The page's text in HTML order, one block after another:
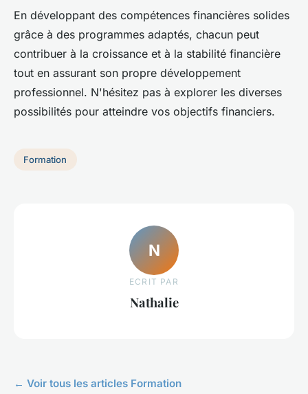
En développant des compétences financières solides
grâce à des programmes adaptés, chacun peut
contribuer à la croissance et à la stabilité financière
tout en assurant son propre développement
professionnel. N'hésitez pas à explorer les diverses
possibilités pour atteindre vos objectifs financiers.
Formation
N
ECRIT PAR
Nathalie
← Voir tous les articles Formation